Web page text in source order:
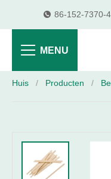
86-152-7370-
MENU
Huis / Producten /